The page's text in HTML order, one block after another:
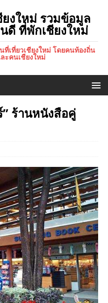
ยงใหม่ รวมข้อมูล
ดี ที่พักเชียงใหม่
เที่ยวเชียงใหม่ โดยคนท้องถิ่น
ะคนเชียงใหม่
” ร้านหนังสือคู่